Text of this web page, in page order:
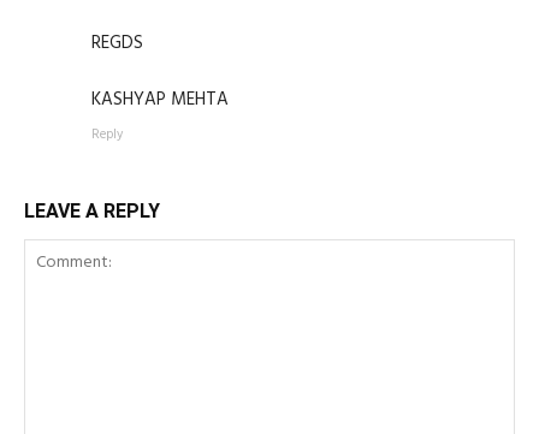
REGDS
KASHYAP MEHTA
Reply
LEAVE A REPLY